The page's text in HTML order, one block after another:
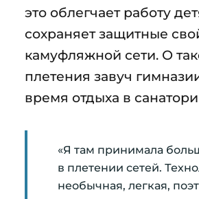
это облегчает работу
сохраняет защитные
камуфляжной сети. О
плетения завуч
время отдыха в
«Я там принимала
в плетении сетей.
необычная, легкая,